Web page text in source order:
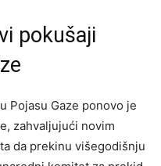
pokušaji
Pojasu Gaze ponovo je
zahvaljujući novim
da prekinu višegodišnju